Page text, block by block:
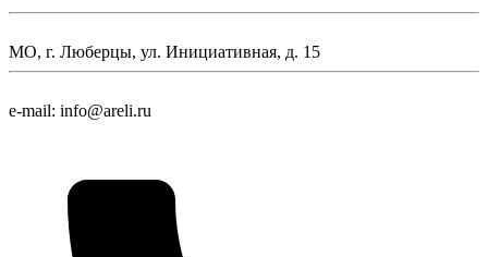
МО, г. Люберцы, ул. Инициативная, д. 15
e-mail: info@areli.ru